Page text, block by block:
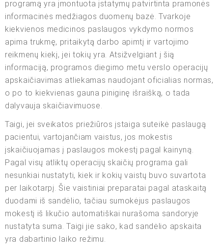
programą yra įmontuota įstatymų patvirtinta pramonės
informacinės medžiagos duomenų bazė. Tvarkoje
kiekvienos medicinos paslaugos vykdymo normos
apima trukmę, pritaikytą darbo apimtį ir vartojimo
reikmenų kiekį, jei tokių yra. Atsižvelgiant į šią
informaciją, programos diegimo metu verslo operacijų
apskaičiavimas atliekamas naudojant oficialias normas,
o po to kiekvienas gauna piniginę išraišką, o tada
dalyvauja skaičiavimuose.
Taigi, jei sveikatos priežiūros įstaiga suteikė paslaugą
pacientui, vartojančiam vaistus, jos mokestis
įskaičiuojamas į paslaugos mokestį pagal kainyną.
Pagal visų atliktų operacijų skaičių programa gali
nesunkiai nustatyti, kiek ir kokių vaistų buvo suvartota
per laikotarpį. Šie vaistiniai preparatai pagal ataskaitą
duodami iš sandėlio, tačiau sumokėjus paslaugos
mokestį iš likučio automatiškai nurašoma sandoryje
nustatyta suma. Taigi jie sako, kad sandėlio apskaita
yra dabartinio laiko režimu.